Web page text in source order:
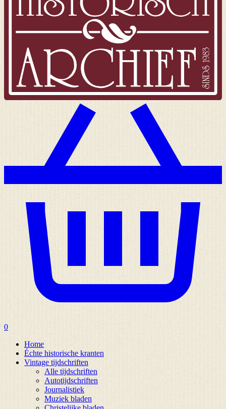
0
Home
Échte historische kranten
Vintage tijdschriften
Alle tijdschriften
Autotijdschriften
Journalistiek
Muziek bladen